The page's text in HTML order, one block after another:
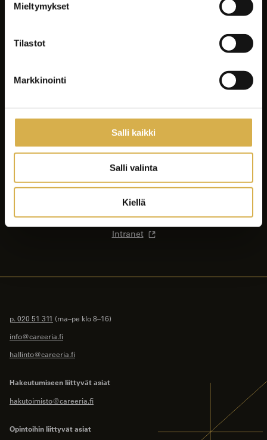
Mieltymykset
Tilastot
Markkinointi
Salli kaikki
Salli valinta
Kiellä
Yrityksille ja yhteisöille
Asiakastyöt
Careeria
Yhteystiedot
Intranet
p. 020 51 311 (ma–pe klo 8–16)
info@careeria.fi
hallinto@careeria.fi
Hakeutumiseen liittyvät asiat
hakutoimisto@careeria.fi
Opintoihin liittyvät asiat